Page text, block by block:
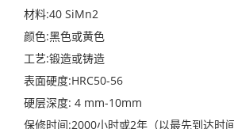
材料:40 SiMn2
颜色:黑色或黄色
工艺:锻造或铸造
表面硬度:HRC50-56
硬层深度: 4 mm-10mm
保修时间:2000小时或2年（以最先到达时间